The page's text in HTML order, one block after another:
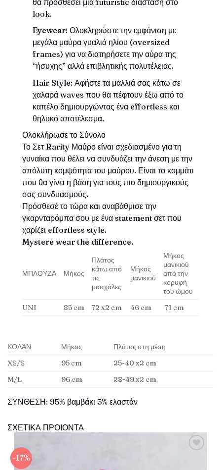
look.
Eyewear: Ολοκληρώστε την εμφάνιση με
μεγάλα μαύρα γυαλιά ηλίου (oversized
frames) για να διατηρήσετε την αύρα της
“ήσυχης” αλλά επιβλητικής πολυτέλειας.
Hair Style: Αφήστε τα μαλλιά σας κάτω σε
χαλαρά waves που θα πέφτουν έξω από το
καπέλο δημιουργώντας ένα effortless και
θηλυκό αποτέλεσμα.
Ολοκλήρωσε το Σύνολο
Το ΣετRarity Μαύρο είναι σχεδιασμένο για τη
γυναίκα που θέλει να συνδυάζει την άνεση με την
απόλυτη κομψότητα του μαύρου. Είναι το κομμάτι
που θα γίνει η βάση για τους πιο δημιουργικούς
σας συνδυασμούς.
Πρόσθεσέ το τώρα και αναβάθμισε την
γκαρνταρόμπα σου με ένα statement σετ που
χαρίζει effortless style.
Mystere wear the difference.
ΜΠΛΟΥΖΑ Μήκος
Πλάτος
κάτω από
τις
μασχάλες
Μήκος
μανικιού
Μήκος
μανικιού
από την
κορυφή
του ώμου
UNI
85 cm 72 x2 cm 46 cm 71 cm
ΚΟΛΆΝ Μήκος
Πλάτος στη μέση
XS/S
95 cm
25-40 x2 cm
M/L
96 cm 28-49 x2 cm
ΣΥΝΘΕΣΗ: 95% βαμβάκι 5% ελαστάν
ΣΧΕΤΙΚΑ ΠΡΟΙΟΝΤΑ
-17%